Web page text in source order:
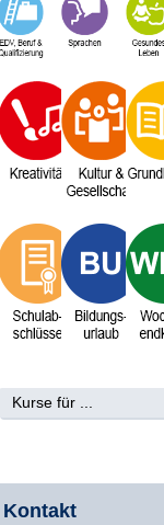
Kontakt